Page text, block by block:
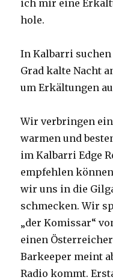
ich mir eine
hole.
In Kalbarri
Grad kalte Nacht
um Erkältungen
Wir verbringen
warmen und
im Kalbarri Edge
empfehlen
wir uns in die
schmecken. Wir
„der Komissar“
einen
Barkeeper meint
Radio kommt.